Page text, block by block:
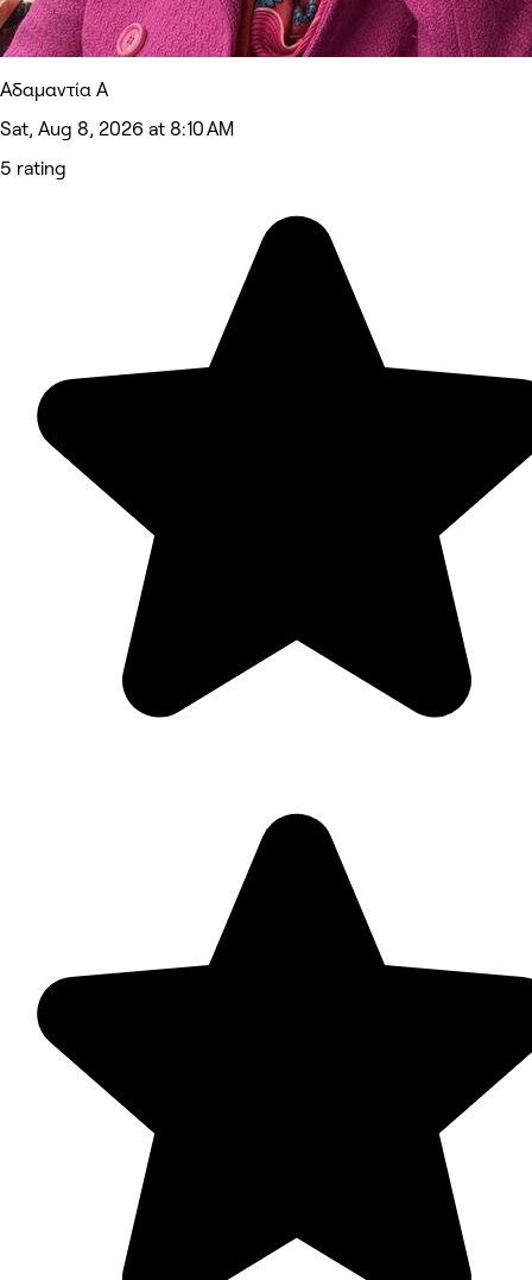
Αδαμαντία Α
Sat, Aug 8, 2026 at 8:10 AM
5 rating